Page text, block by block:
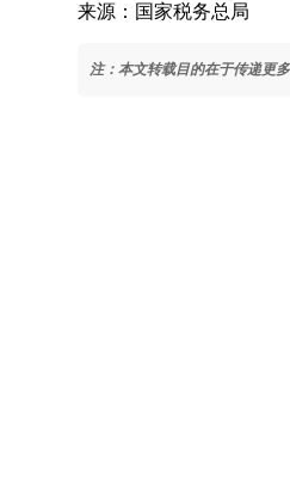
来源：国家税务总局
注：本文转载目的在于传递更